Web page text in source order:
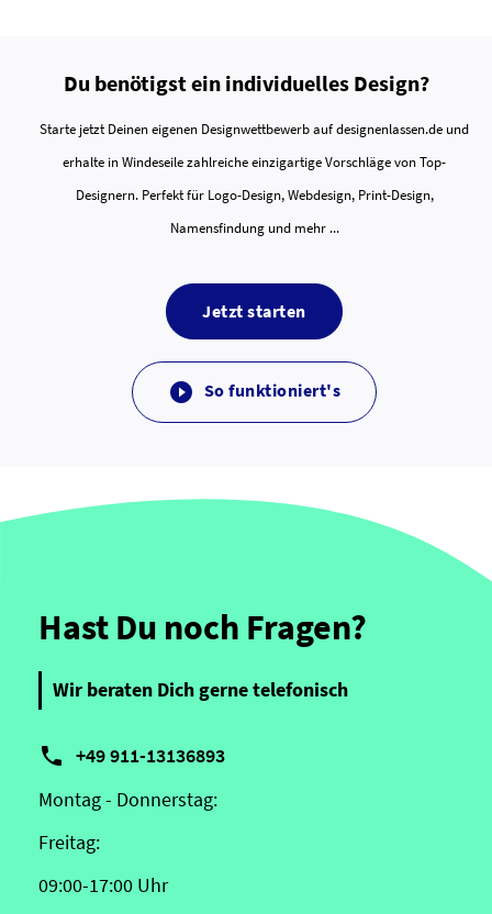
Du benötigst ein individuelles Design?
Starte jetzt Deinen eigenen Designwettbewerb auf designenlassen.de und
erhalte in Windeseile zahlreiche einzigartige Vorschläge von Top-
Designern. Perfekt für Logo-Design, Webdesign, Print-Design,
Namensfindung und mehr ...
Jetzt starten
 So funktioniert's
Hast Du noch Fragen?
Wir beraten Dich gerne telefonisch
 +49 911-13136893
Montag - Donnerstag:
Freitag:
09:00-17:00 Uhr